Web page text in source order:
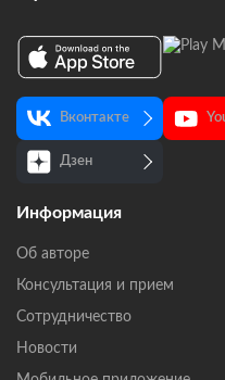
Вконтакте
Дзен
Информация
Об авторе
Консультация и прием
Сотрудничество
Новости